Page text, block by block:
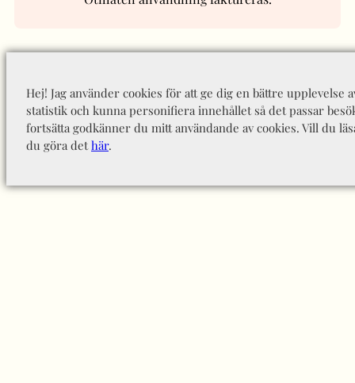
Hej! Jag använder cookies för att ge dig en bättre upplevelse
statistik och kunna personifiera innehållet så det passar
fortsätta godkänner du mitt användande av cookies. Vill du
du göra dethär.